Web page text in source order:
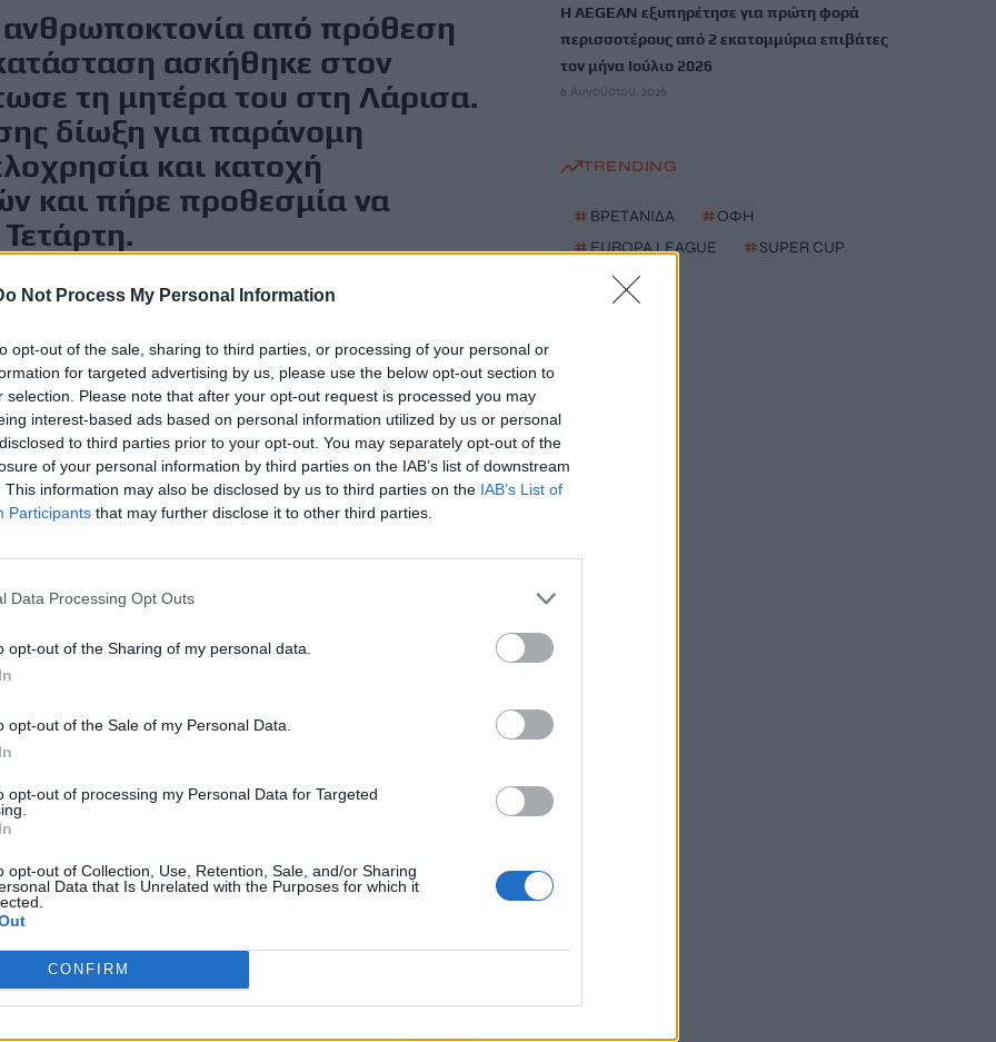
Not Process My Personal Information
opt-out of the sale, sharing to third parties, or processing of your personal or
for targeted advertising by us, please use the below opt-out section to
selection. Please note that after your opt-out request is processed you may
interest-based ads based on personal information utilized by us or personal
to third parties prior to your opt-out. You may separately opt-out of the
of your personal information by third parties on the IAB’s list of downstream
This information may also be disclosed by us to third parties on the IAB’s List of
Participants that may further disclose it to other third parties.
Data Processing Opt Outs
opt-out of the Sharing of my personal data.
opt-out of the Sale of my Personal Data.
opt-out of processing my Personal Data for Targeted
opt-out of Collection, Use, Retention, Sale, and/or Sharing
Data that Is Unrelated with the Purposes for which it
CONFIRM
ανθρωποκτονία από πρόθεση
ασκήθηκε στον
τη μητέρα του στη Λάρισα.
δίωξη για παράνομη
και κατοχή
και πήρε προθεσμία να
του με τον οποίο προσπάθησαν να μεταφέρουν το
τυλίξει με ένα σεντόνι και ένα πάπλωμα ασκήθηκε δίωξη
ο 21χρονος δεν κλονίστηκε από το γεγονός
καθώς όχι μόνο σκεφτόταν για ώρες πώς θα ξεφορτωθεί
σπίτιγια να κρύψει τα ίχνη του.
δέχθηκε μαχαιριές στον θώρακα και την
τις ίδιες πληροφορίες ο 21χρονος μητροκτόνος
10 εκατοστών για να σκοτώσει την 52χρονη, πριν να το
με προσωπικά αντικείμενά της.
ο 21χρονος μαχαίρωσε μέχρι θανάτου τη μητέρα
καθώς κατά πληροφορίες εκείνη τον κατηγορούσε ότι
στήσει εδώ και 3 μήνες στο σπίτι της οδού Λεωνίδου.
τα ξημερώματα την 52χρονη να καλεί σε βοήθεια και μετά
που θα κατηγορηθεί για ανθρωποκτονία,
του λέγοντας «με μισούσε, γι’ αυτό τη σκότωσα».
ΕΠΌΜΕΝΟ
Η AEGEAN εξυπηρέτησε για πρώτη φορά
περισσοτέρους από 2 εκατομμύρια επιβάτες
τον μήνα Ιούλιο 2026
6 Αυγούστου, 2026
TRENDING
# ΒΡΕΤΑΝΙΔΑ #ΟΦΗ
#EUROPA LEAGUE #SUPER CUP